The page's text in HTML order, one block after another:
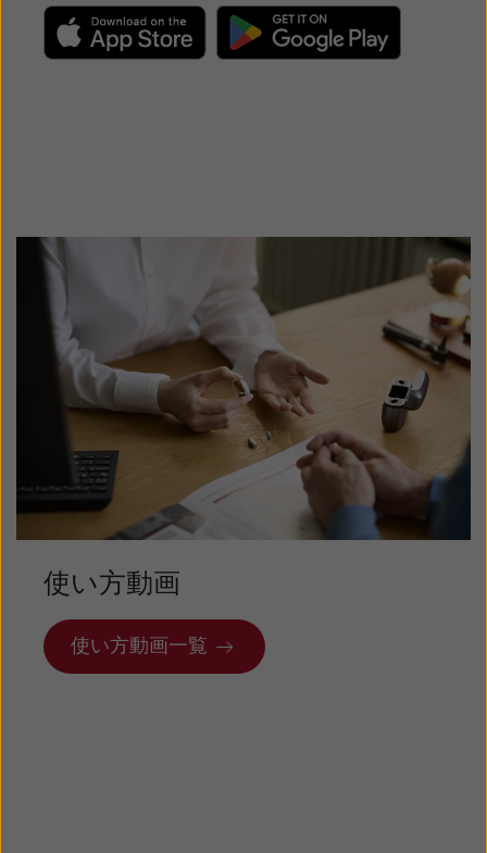
使い方動画
使い方動画一覧